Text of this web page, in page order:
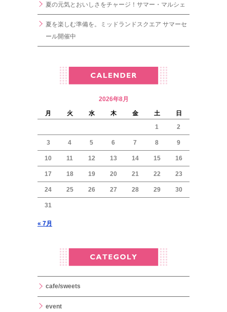
夏の元気とおいしさをチャージ！サマー・マルシェ
夏を楽しむ準備を。ミッドランドスクエア サマーセ
ール開催中
2026年8月
月
火 水 木 金 土
日
1
2
3 4 5 6 7 8 9
10 11 12 13 14 15 16
17 18 19 20 21 22 23
24 25 26 27 28 29 30
31
« 7月
cafe/sweets
event